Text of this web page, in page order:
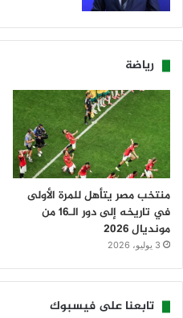
رياضة
منتخب مصر يتأهل للمرة الأولى
في تاريخه إلى دور الـ16 من
مونديال 2026
3 يوليو، 2026
تابعنا على فيسبوك